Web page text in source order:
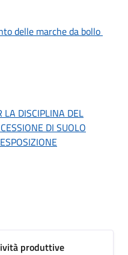
delle marche da bollo
LA DISCIPLINA DEL
DI SUOLO
produttive